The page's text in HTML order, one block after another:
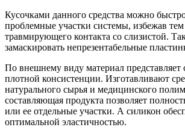
Кусочками данного средства можно
проблемные участки системы, избежав
травмирующего контакта со слизистой.
замаскировать непрезентабельные
По внешнему виду материал представляет
плотной консистенции. Изготавливают
натурального сырья и медицинского
составляющая продукта позволяет
или ее отдельные участки. А силикон
оптимальной эластичностью.